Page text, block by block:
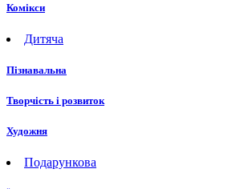
Комікси
Дитяча
Пізнавальна
Творчість і розвиток
Художня
Подарункова